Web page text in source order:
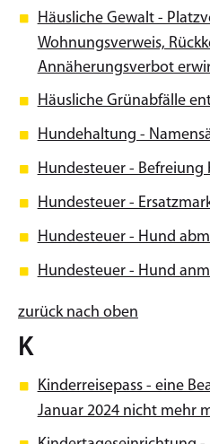
Häusliche Gewalt -
Wohnungsverweis,
Annäherungsverbot
Häusliche Grünabfälle
Hundehaltung -
Hundesteuer - Befreiung
Hundesteuer -
Hundesteuer - Hund
Hundesteuer - Hund
zurück nach oben
K
Kinderreisepass - eine
Januar 2024 nicht mehr